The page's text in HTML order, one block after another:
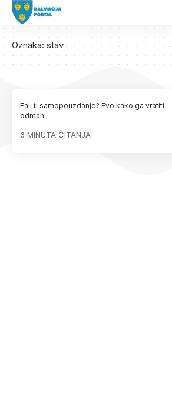
Oznaka: stav
Fali ti samopouzdanje? Evo kako ga vratiti –
odmah
6 MINUTA ČITANJA